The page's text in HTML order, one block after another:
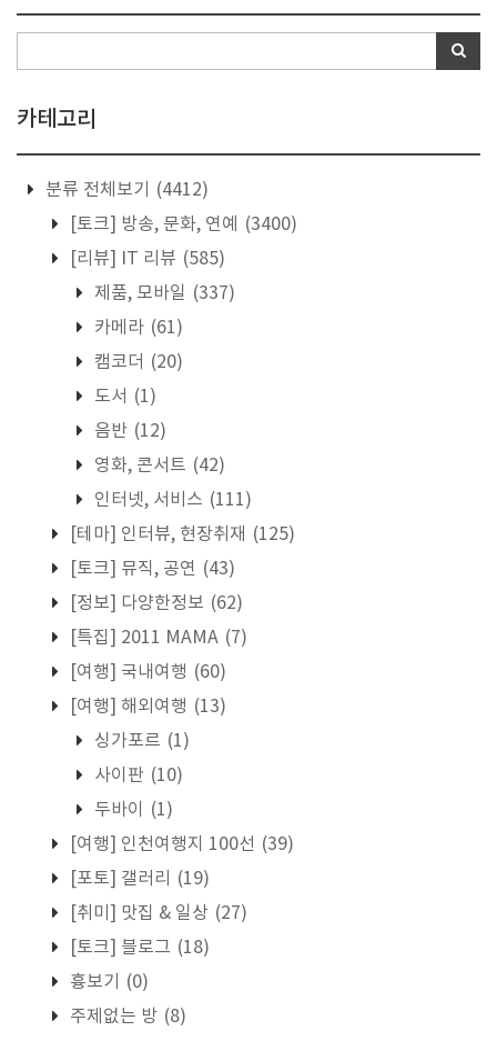
카테고리
분류 전체보기
(4412)
[토크] 방송, 문화, 연예
(3400)
[리뷰] IT 리뷰 (585)
제품, 모바일 (337)
카메라 (61)
캠코더 (20)
도서 (1)
음반 (12)
영화, 콘서트 (42)
인터넷, 서비스 (111)
[테마] 인터뷰, 현장취재 (125)
[토크] 뮤직, 공연 (43)
[정보] 다양한정보 (62)
[특집] 2011 MAMA (7)
[여행] 국내여행 (60)
[여행] 해외여행 (13)
싱가포르 (1)
사이판 (10)
두바이
(1)
[여행] 인천여행지 100선 (39)
[포토] 갤러리
(19)
[취미] 맛집 & 일상 (27)
[토크] 블로그 (18)
흉보기
(0)
주제없는 방 (8)